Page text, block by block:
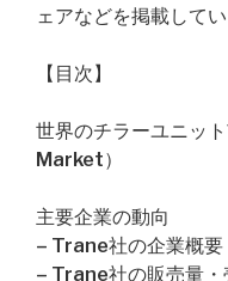
ェアなどを掲載してい
【目次】
世界のチラーユニッ
Market）
主要企業の動向
– Trane社の企業概要
– Trane社の販売量・